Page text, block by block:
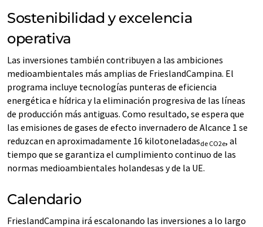
Sostenibilidad y excelencia
operativa
Las inversiones también contribuyen a las ambiciones
medioambientales más amplias de FrieslandCampina. El
programa incluye tecnologías punteras de eficiencia
energética e hídrica y la eliminación progresiva de las líneas
de producción más antiguas. Como resultado, se espera que
las emisiones de gases de efecto invernadero de Alcance 1 se
reduzcan en aproximadamente 16 kilotoneladasde CO2e, al
tiempo que se garantiza el cumplimiento continuo de las
normas medioambientales holandesas y de la UE.
Calendario
FrieslandCampina irá escalonando las inversiones a lo largo